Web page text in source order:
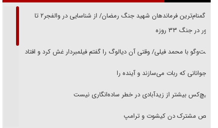
از گمنام‌ترین فرماندهان شهید جنگ رمضان/ از شناسایی در والفجر۲ تا
حضور در جنگ ۳۳ روزه
گفت‌وگو با محمد فیلی/ وقتی آن دیالوگ را گفتم فیلمبردار غش کرد و افتاد
نوجوانانی که ربات می‌سازند و آینده را
هیچ‌کس بیشتر از زیدآبادی در خطر ساده‌انگاری نیست
رقص مشترک دن کیشوت و ترامپ